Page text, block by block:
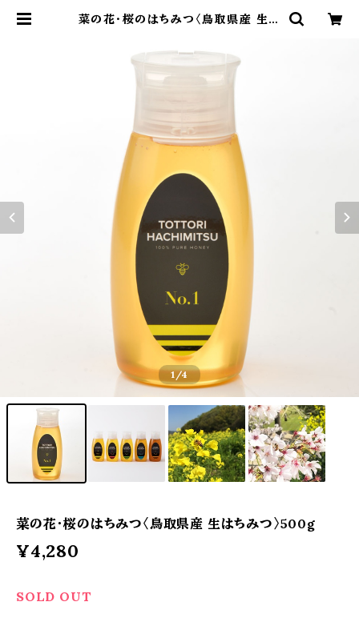
菜の花・桜のはちみつ〈鳥取県産 生は
ハニー）
1/4
菜の花・桜のはちみつ〈鳥取県産 生はちみつ〉500g
¥4,280
SOLD OUT